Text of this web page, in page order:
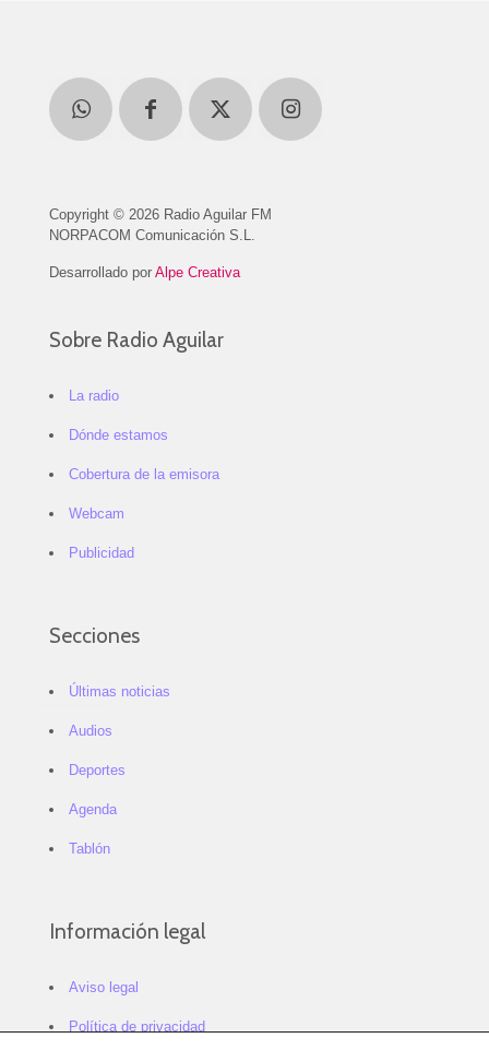
Copyright © 2026 Radio Aguilar FM
NORPACOM Comunicación S.L.
Desarrollado por Alpe Creativa
Sobre Radio Aguilar
La radio
Dónde estamos
Cobertura de la emisora
Webcam
Publicidad
Secciones
Últimas noticias
Audios
Deportes
Agenda
Tablón
Información legal
Aviso legal
Política de privacidad